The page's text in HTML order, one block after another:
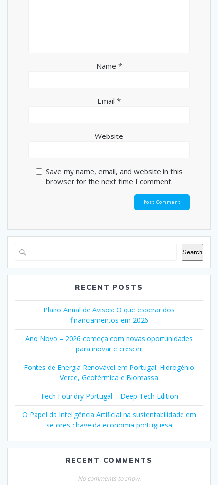
Name *
Email *
Website
Save my name, email, and website in this
browser for the next time I comment.
Search
RECENT POSTS
Plano Anual de Avisos: O que esperar dos
financiamentos em 2026
Ano Novo – 2026 começa com novas oportunidades
para inovar e crescer
Fontes de Energia Renovável em Portugal: Hidrogénio
Verde, Geotérmica e Biomassa
Tech Foundry Portugal – Deep Tech Edition
O Papel da Inteligência Artificial na sustentabilidade em
setores-chave da economia portuguesa
RECENT COMMENTS
No comments to show.